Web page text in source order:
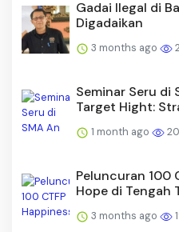
Gadai Ilegal di
Digadaikan
3 months ago
Seminar Seru di
Target Hight:
1 month ago
Peluncuran 100
Hope di Tengah
3 months ago